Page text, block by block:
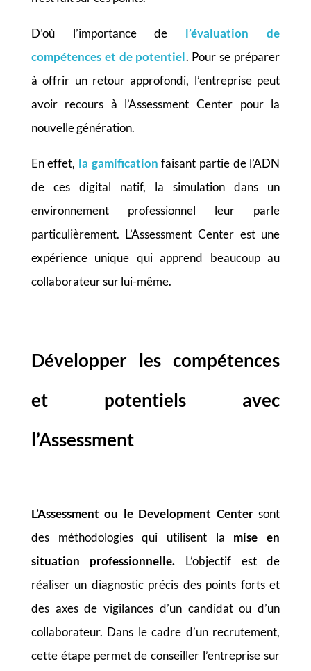
D’où l’importance de
l’évaluation de
compétences et de potentiel. Pour se préparer
à offrir un retour approfondi, l’entreprise peut
avoir recours à l’Assessment Center pour la
nouvelle génération.
En effet, la gamification faisant partie de l’ADN
de ces digital natif, la simulation dans un
environnement professionnel leur parle
particulièrement. L’Assessment Center est une
expérience unique qui apprend beaucoup au
collaborateur sur lui-même.
Développer les compétences
et potentiels avec
l’Assessment
L’Assessment ou le Development Centersont
des méthodologies qui utilisent la mise en
situation professionnelle. L’objectif est de
réaliser un diagnostic précis des points forts et
des axes de vigilances d’un candidat ou d’un
collaborateur. Dans le cadre d’un recrutement,
cette étape permet de conseiller l’entreprise sur